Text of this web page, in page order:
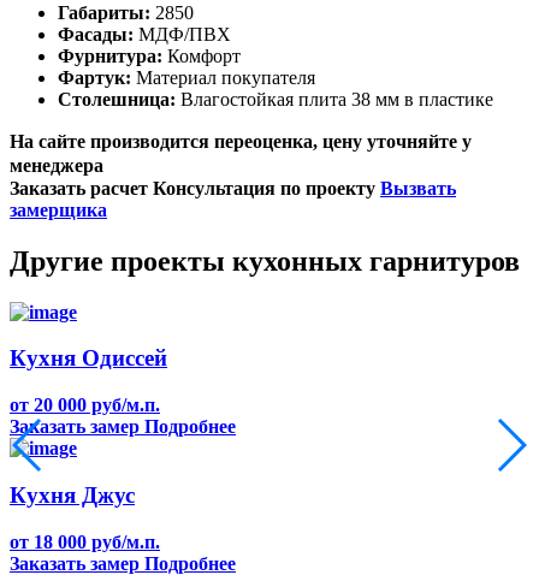
Габариты: 2850
Фасады: МДФ/ПВХ
Фурнитура: Комфорт
Фартук: Материал покупателя
Столешница: Влагостойкая плита 38 мм в пластике
На сайте производится переоценка, цену уточняйте у
менеджера
Заказать расчет Консультация по проекту Вызвать
замерщика
Другие проекты кухонных гарнитуров
Кухня Одиссей
от 20 000 руб/м.п.
Заказать замер Подробнее
Кухня Джус
от 18 000 руб/м.п.
Заказать замер Подробнее